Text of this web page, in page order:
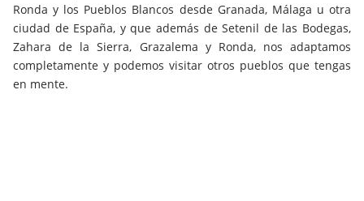
Ronda y los Pueblos Blancos desde Granada, Málaga u otra
ciudad de España, y que además de Setenil de las Bodegas,
Zahara de la Sierra, Grazalema y Ronda, nos adaptamos
completamente y podemos visitar otros pueblos que tengas
en mente.